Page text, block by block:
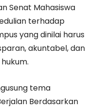
Senat Mahasiswa
terhadap
yang dinilai harus
akuntabel, dan
tema
Berdasarkan